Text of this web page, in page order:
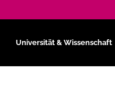
Universität & Wissenschaft